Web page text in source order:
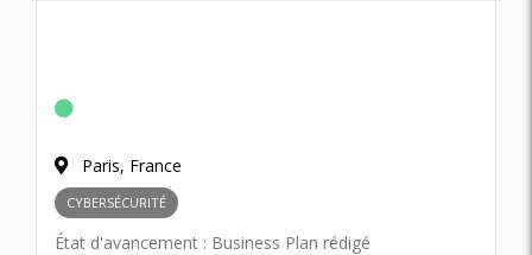
Paris, France
CYBERSÉCURITÉ
État d'avancement : Business Plan rédigé